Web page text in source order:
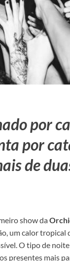
por
por
de
show da
um calor tropical
O tipo de
presentes mais